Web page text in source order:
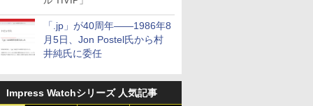
「.jp」が40周年――1986年8
月5日、Jon Postel氏から村
井純氏に委任
Impress Watchシリーズ 人気記事